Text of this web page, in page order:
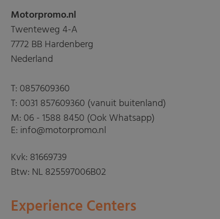
Motorpromo.nl
Twenteweg 4-A
7772 BB Hardenberg
Nederland
T: 0857609360
T: 0031 857609360 (vanuit buitenland)
M: 06 - 1588 8450 (Ook Whatsapp)
E: info@motorpromo.nl
Kvk: 81669739
Btw: NL 825597006B02
Experience Centers